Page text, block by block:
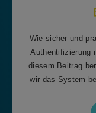
Wie sicher und
Authentifizierung
diesem Beitrag
wir das System